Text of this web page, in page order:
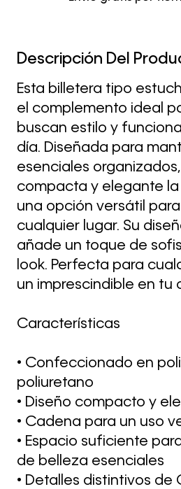
Descripción Del
Esta billetera tipo
el complemento ideal
buscan estilo y
día. Diseñada para
esenciales
compacta y elegante
una opción versátil
cualquier lugar. Su
añade un toque de
look. Perfecta para
un imprescindible en tu
Características
• Confeccionado en
poliuretano
• Diseño compacto y
• Cadena para un uso
• Espacio suficiente
de belleza esenciales
• Detalles distintivos de